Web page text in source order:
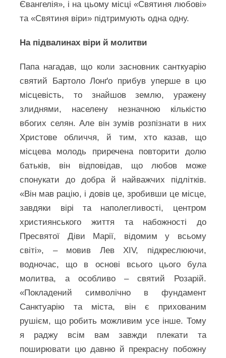
Євангелія», і на цьому місці «Святиня любові»
та «Святиня віри» підтримують одна одну.
На підвалинах віри й молитви
Папа нагадав, що коли засновник санткуарію
святий Бартоло Лонґо прибув уперше в цю
місцевість, то знайшов землю, уражену
злиднями, населену незначною кількістю
вбогих селян. Але він зумів розпізнати в них
Христове обличчя, й тим, хто казав, що
місцева молодь приречена повторити долю
батьків, він відповідав, що любов може
спонукати до добра й найважчих підлітків.
«Він мав рацію, і довів це, зробивши це місце,
завдяки вірі та наполегливості, центром
християнського життя та набожності до
Пресвятої Діви Марії, відомим у всьому
світі», – мовив Лев XIV, підкреслюючи,
водночас, що в основі всього цього була
молитва, а особливо – святий Розарій.
«Покладений символічно в фундамент
Санктуарію та міста, він є прихованим
рушієм, що робить можливим усе інше. Тому
я раджу всім вам завжди плекати та
поширювати цю давню й прекрасну побожну